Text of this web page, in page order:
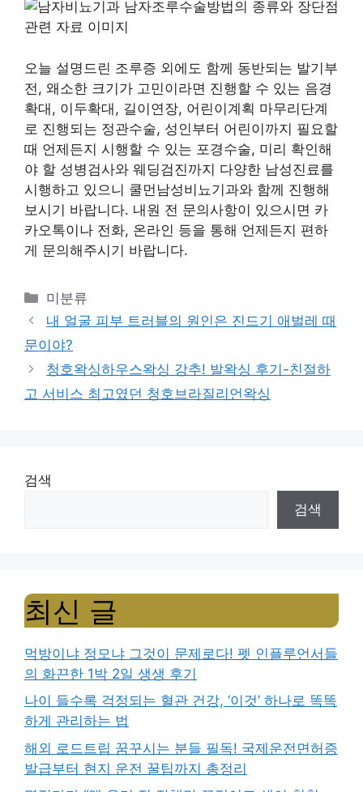
오늘 설명드린 조루증 외에도 함께 동반되는 발기부
전, 왜소한 크기가 고민이라면 진행할 수 있는 음경
확대, 이두확대, 길이연장, 어린이계획 마무리단계
로 진행되는 정관수술, 성인부터 어린이까지 필요할
때 언제든지 시행할 수 있는 포경수술, 미리 확인해
야 할 성병검사와 웨딩검진까지 다양한 남성진료를
시행하고 있으니 쿨먼남성비뇨기과와 함께 진행해
보시기 바랍니다. 내원 전 문의사항이 있으시면 카
카오톡이나 전화, 온라인 등을 통해 언제든지 편하
게 문의해주시기 바랍니다.
Categories
미분류
내 얼굴 피부 트러블의 원인은 진드기 애벌레 때
문이야?
청호왁싱하우스왁싱 강추! 발왁싱 후기-친절하
고 서비스 최고였던 청호브라질리언왁싱
검색
검색
최신 글
먹방이냐 정모냐 그것이 문제로다! 펫 인플루언서들
의 화끈한 1박 2일 생생 후기
나이 들수록 걱정되는 혈관 건강, ‘이것’ 하나로 똑똑
하게 관리하는 법
해외 로드트립 꿈꾸시는 분들 필독! 국제운전면허증
발급부터 현지 운전 꿀팁까지 총정리